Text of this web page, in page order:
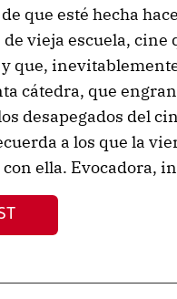
que esté hecha
de vieja escuela,
que,
cátedra, que
desapegados del
a los que la
ella. Evocadora,